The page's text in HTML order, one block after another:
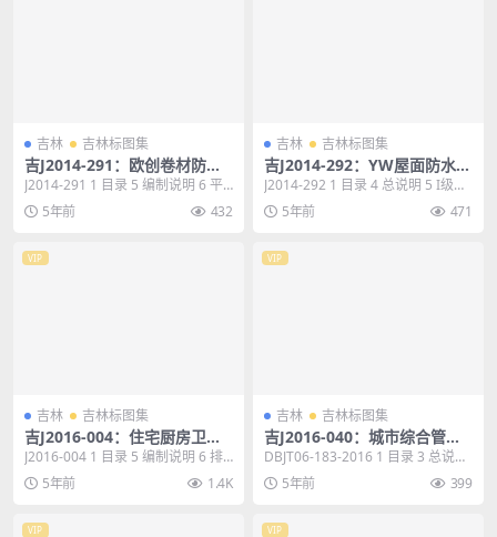
吉林 吉林标图集
吉J2014-291：欧创卷材防水
建筑构造
J2014-291 1 目录 5 编制说明 6 平
屋面做法选用表 13 坡屋面做...
5年前 432
吉林 吉林标图集
吉J2014-292：YW屋面防水保
温一体化建筑构造
J2014-292 1 目录 4 总说明 5 I级防
水挂瓦坡屋面构造选用表 14...
5年前 471
VIP
吉林 吉林标图集
吉J2016-004：住宅厨房卫生
间防火型变压式排气道图集
J2016-004 1 目录 5 编制说明 6 排
气道选用表 9 厨房排气道详图...
5年前 1.4K
VIP
吉林 吉林标图集
吉J2016-040：城市综合管廊
工程节点构造
DBJT06-183-2016 1 目录 3 总说
明 4 廊体防水构造 6 廊体...
5年前 399
VIP VIP